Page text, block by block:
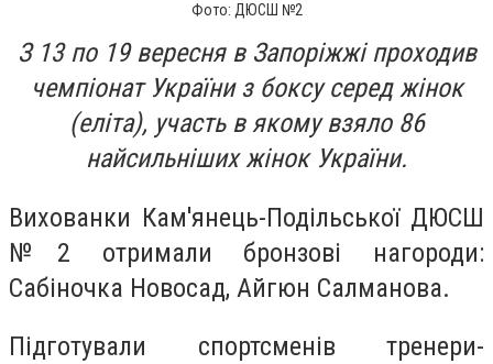
Фото: ДЮСШ №2
З 13 по 19 вересня в Запоріжжі проходив
чемпіонат України з боксу серед жінок
(еліта), участь в якому взяло 86
найсильніших жінок України.
Вихованки Кам'янець-Подільської ДЮСШ
№2 отримали бронзові нагороди:
Сабіночка Новосад, Айгюн Салманова.
Підготували спортсменів тренери-